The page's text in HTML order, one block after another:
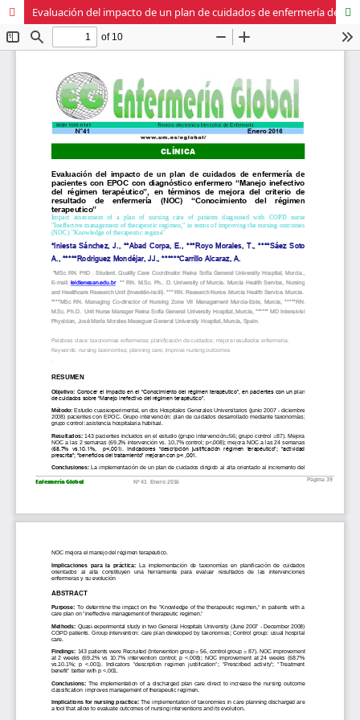
Evaluación del impacto de un plan de cuidados de enfermería de pacientes con EPOC con diagnóstico enfermero “Manejo inefectivo del régimen terapéutico”, en términos de mejora del criterio de resultado de enfermería (NOC) “Conocimiento del régimen terapeut